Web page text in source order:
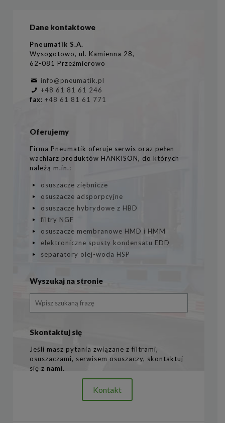
Dane kontaktowe
Pneumatik S.A.
Wysogotowo, ul. Kamienna 28,
62-081 Przeźmierowo
info@pneumatik.pl
+48 61 81 61 246
fax: +48 61 81 61 771
Oferujemy
Firma Pneumatik oferuje serwis oraz pełen
wachlarz produktów HANKISON, do których
należą m.in.:
osuszacze ziębnicze
osuszacze adsporpcyjne
osuszacze hybrydowe z HBD
filtry NGF
osuszacze membranowe HMD i HMM
elektroniczne spusty kondensatu EDD
separatory olej-woda HSP
Wyszukaj na stronie
Skontaktuj się
Jeśli masz pytania związane z filtrami,
osuszaczami, serwisem osuszaczy, skontaktuj
się z nami.
Kontakt